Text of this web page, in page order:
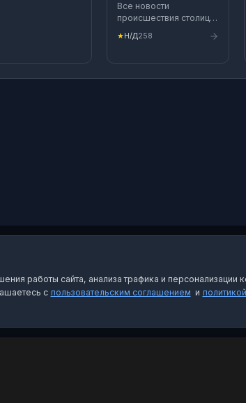
Все новости
происшествия столицы
Восточной Сибири.
Покупаем
Мы ВК -
https://vk.com/onlirk
★Н/Д258
работы сайта, анализа трафика и персонализации
с пользовательским соглашением и политикой